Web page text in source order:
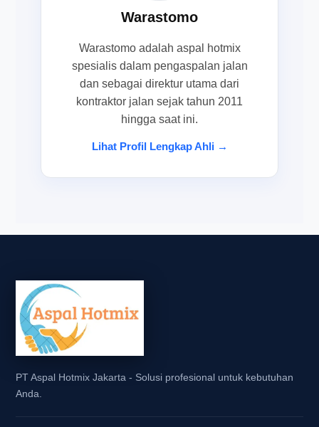
Warastomo
Warastomo adalah aspal hotmix
spesialis dalam pengaspalan jalan
dan sebagai direktur utama dari
kontraktor jalan sejak tahun 2011
hingga saat ini.
Lihat Profil Lengkap Ahli →
PT Aspal Hotmix Jakarta - Solusi profesional untuk kebutuhan
Anda.